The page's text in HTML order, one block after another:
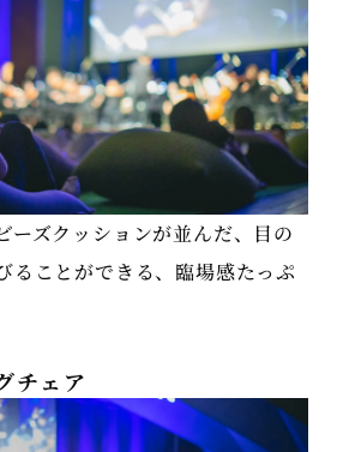
ーズクッションが並んだ、目の
ることができる、臨場感たっぷ
チェア